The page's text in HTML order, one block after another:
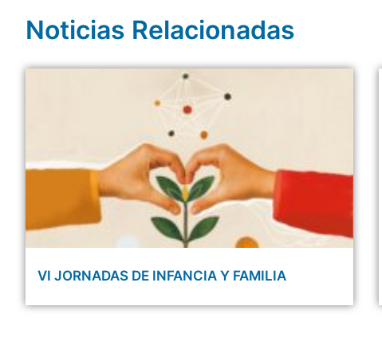
Noticias Relacionadas
VI JORNADAS DE INFANCIA Y FAMILIA